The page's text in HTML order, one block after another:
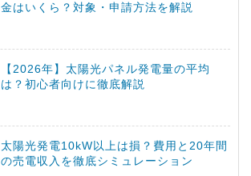
金はいくら？対象・申請方法を解説
【2026年】太陽光パネル発電量の平均
は？初心者向けに徹底解説
太陽光発電10kW以上は損？費用と20年間
の売電収入を徹底シミュレーション